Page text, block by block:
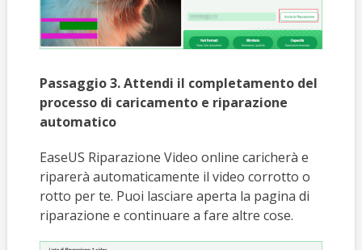
Passaggio 3. Attendi il completamento del
processo di caricamento e riparazione
automatico
EaseUS Riparazione Video online caricherà e
riparerà automaticamente il video corrotto o
rotto per te. Puoi lasciare aperta la pagina di
riparazione e continuare a fare altre cose.